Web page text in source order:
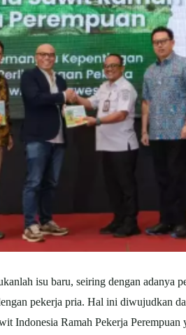
isu baru, seiring dengan adanya
pekerja pria. Hal ini diwujudkan
Indonesia Ramah Pekerja